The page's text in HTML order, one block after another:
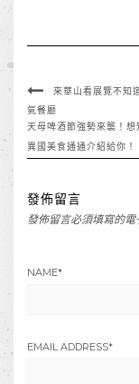
來華山看展覽不知
氣餐廳
天母啤酒節強勢來襲！
異國美食通通介紹給你！
發佈留言
發佈留言必須填寫的
NAME*
EMAIL ADDRESS*